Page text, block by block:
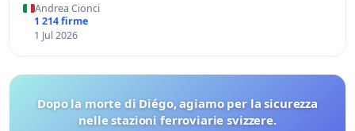
Andrea Cionci
1 214 firme
1 Jul 2026
Dopo la morte di Diégo, agiamo per la sicurezza
nelle stazioni ferroviarie svizzere.